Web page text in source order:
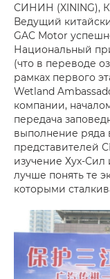
СИНИН (XINING),
Ведущий
GAC Motor
Национальный
(что в переводе
рамках первого
Wetland
компании,
передача
выполнение ряда
представителей
изучение Хух-
лучше понять те
которыми